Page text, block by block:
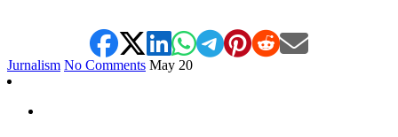
Jurnalism No Comments May 20